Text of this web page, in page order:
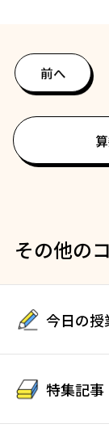
前へ
その他の
今日の授
特集記事